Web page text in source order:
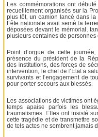
Les commémorations ont
recueillement organisés sur la
plus tôt, un camion lancé dans
Fête nationale avait semé la
déposées devant le mémorial,
plusieurs centaines de
Point d’orgue de cette
présence du président de la
des institutions, des forces de
intervention, le chef de l’État a
survivants et l’engagement de
pour porter secours aux blessés.
Les associations de victimes ont
temps apaise parfois les
traumatismes. Elles ont insisté
cette tragédie et de transmettre
de tels actes ne sombrent jamais